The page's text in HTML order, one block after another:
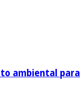
ambiental